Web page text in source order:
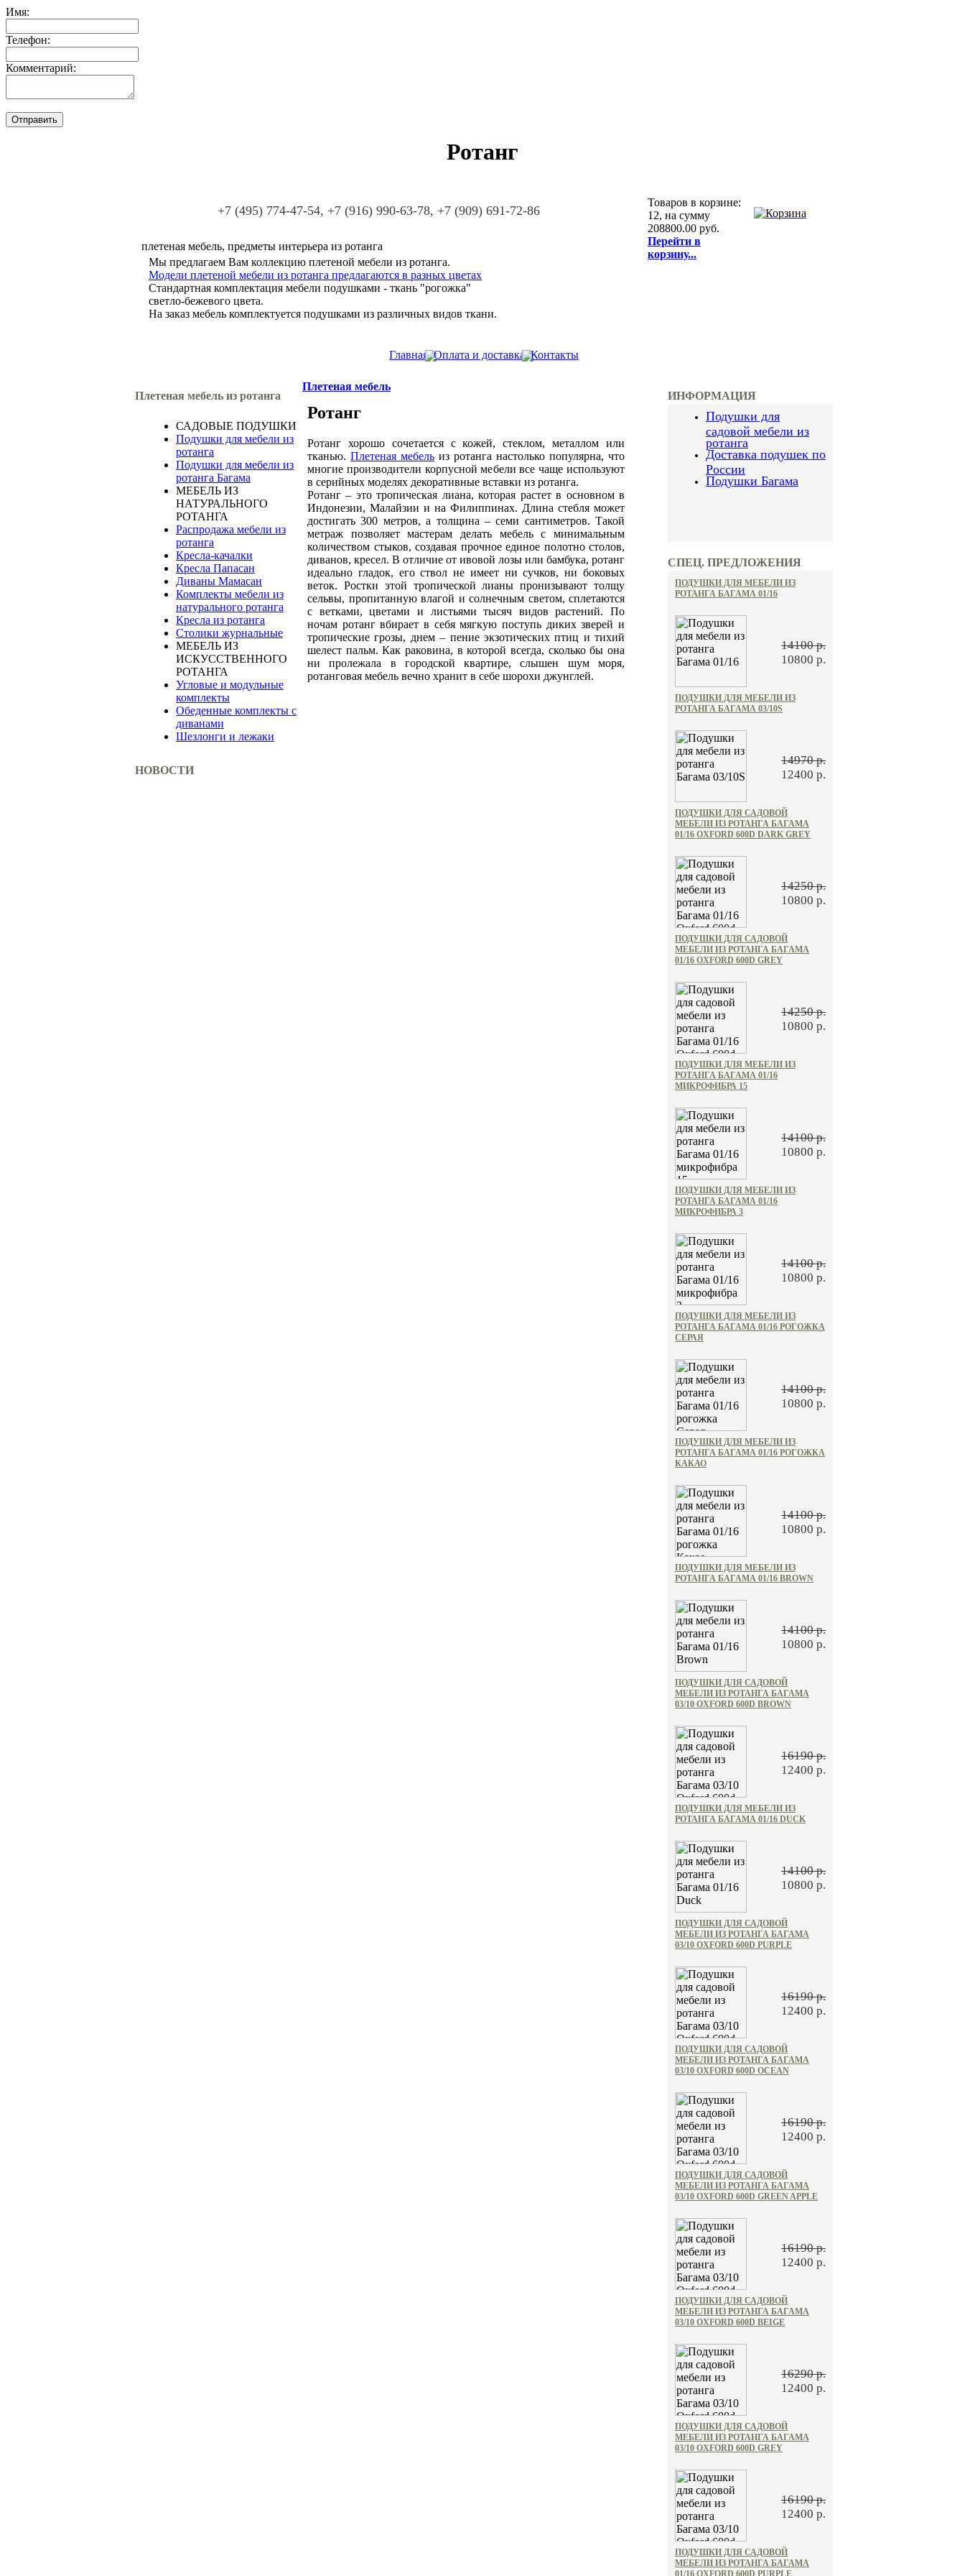
Имя:
Телефон:
Комментарий:
Ротанг
+7 (495) 774-47-54, +7 (916) 990-63-78, +7 (909) 691-72-86
Товаров в корзине:
12, на сумму
208800.00 руб.
Перейти в
корзину...
плетеная мебель, предметы интерьера из ротанга
Мы предлагаем Вам коллекцию плетеной мебели из ротанга.
Модели плетеной мебели из ротанга предлагаются в разных цветах
Стандартная комплектация мебели подушками - ткань "рогожка"
светло-бежевого цвета.
На заказ мебель комплектуется подушками из различных видов ткани.
Главная Оплата и доставка Контакты
Плетеная мебель из ротанга
САДОВЫЕ ПОДУШКИ
Подушки для мебели из
ротанга
Подушки для мебели из
ротанга Багама
МЕБЕЛЬ ИЗ
НАТУРАЛЬНОГО
РОТАНГА
Распродажа мебели из
ротанга
Кресла-качалки
Кресла Папасан
Диваны Мамасан
Комплекты мебели из
натурального ротанга
Кресла из ротанга
Столики журнальные
МЕБЕЛЬ ИЗ
ИСКУССТВЕННОГО
РОТАНГА
Угловые и модульные
комплекты
Обеденные комплекты с
диванами
Шезлонги и лежаки
НОВОСТИ
Плетеная мебель
Ротанг
Ротанг хорошо сочетается с кожей, стеклом, металлом или
тканью. Плетеная мебель из ротанга настолько популярна, что
многие производители корпусной мебели все чаще используют
в серийных моделях декоративные вставки из ротанга.
Ротанг – это тропическая лиана, которая растет в основном в
Индонезии, Малайзии и на Филиппинах. Длина стебля может
достигать 300 метров, а толщина – семи сантиметров. Такой
метраж позволяет мастерам делать мебель с минимальным
количеством стыков, создавая прочное единое полотно столов,
диванов, кресел. В отличие от ивовой лозы или бамбука, ротанг
идеально гладок, его ствол не имеет ни сучков, ни боковых
веток. Ростки этой тропической лианы пронизывают толщу
сельвы, пропитанную влагой и солнечным светом, сплетаются
с ветками, цветами и листьями тысяч видов растений. По
ночам ротанг вбирает в себя мягкую поступь диких зверей и
тропические грозы, днем – пение экзотических птиц и тихий
шелест пальм. Как раковина, в которой всегда, сколько бы она
ни пролежала в городской квартире, слышен шум моря,
ротанговая мебель вечно хранит в себе шорохи джунглей.
ИНФОРМАЦИЯ
Подушки для
садовой мебели из
ротанга
Доставка подушек по
России
Подушки Багама
СПЕЦ. ПРЕДЛОЖЕНИЯ
ПОДУШКИ ДЛЯ МЕБЕЛИ ИЗ
РОТАНГА БАГАМА 01/16
14100 р.
10800 р.
ПОДУШКИ ДЛЯ МЕБЕЛИ ИЗ
РОТАНГА БАГАМА 03/10S
14970 р.
12400 р.
ПОДУШКИ ДЛЯ САДОВОЙ
МЕБЕЛИ ИЗ РОТАНГА БАГАМА
01/16 OXFORD 600D DARK GREY
14250 р.
10800 р.
ПОДУШКИ ДЛЯ САДОВОЙ
МЕБЕЛИ ИЗ РОТАНГА БАГАМА
01/16 OXFORD 600D GREY
14250 р.
10800 р.
ПОДУШКИ ДЛЯ МЕБЕЛИ ИЗ
РОТАНГА БАГАМА 01/16
МИКРОФИБРА 15
14100 р.
10800 р.
ПОДУШКИ ДЛЯ МЕБЕЛИ ИЗ
РОТАНГА БАГАМА 01/16
МИКРОФИБРА 3
14100 р.
10800 р.
ПОДУШКИ ДЛЯ МЕБЕЛИ ИЗ
РОТАНГА БАГАМА 01/16 РОГОЖКА
СЕРАЯ
14100 р.
10800 р.
ПОДУШКИ ДЛЯ МЕБЕЛИ ИЗ
РОТАНГА БАГАМА 01/16 РОГОЖКА
КАКАО
14100 р.
10800 р.
ПОДУШКИ ДЛЯ МЕБЕЛИ ИЗ
РОТАНГА БАГАМА 01/16 BROWN
14100 р.
10800 р.
ПОДУШКИ ДЛЯ САДОВОЙ
МЕБЕЛИ ИЗ РОТАНГА БАГАМА
03/10 OXFORD 600D BROWN
16190 р.
12400 р.
ПОДУШКИ ДЛЯ МЕБЕЛИ ИЗ
РОТАНГА БАГАМА 01/16 DUCK
14100 р.
10800 р.
ПОДУШКИ ДЛЯ САДОВОЙ
МЕБЕЛИ ИЗ РОТАНГА БАГАМА
03/10 OXFORD 600D PURPLE
16190 р.
12400 р.
ПОДУШКИ ДЛЯ САДОВОЙ
МЕБЕЛИ ИЗ РОТАНГА БАГАМА
03/10 OXFORD 600D OCEAN
16190 р.
12400 р.
ПОДУШКИ ДЛЯ САДОВОЙ
МЕБЕЛИ ИЗ РОТАНГА БАГАМА
03/10 OXFORD 600D GREEN APPLE
16190 р.
12400 р.
ПОДУШКИ ДЛЯ САДОВОЙ
МЕБЕЛИ ИЗ РОТАНГА БАГАМА
03/10 OXFORD 600D BEIGE
16290 р.
12400 р.
ПОДУШКИ ДЛЯ САДОВОЙ
МЕБЕЛИ ИЗ РОТАНГА БАГАМА
03/10 OXFORD 600D GREY
16190 р.
12400 р.
ПОДУШКИ ДЛЯ САДОВОЙ
МЕБЕЛИ ИЗ РОТАНГА БАГАМА
01/16 OXFORD 600D PURPLE